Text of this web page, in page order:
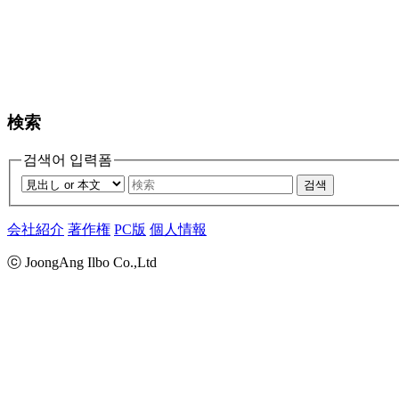
検索
검색어 입력폼
검색
会社紹介 著作権 PC版 個人情報
ⓒ JoongAng Ilbo Co.,Ltd